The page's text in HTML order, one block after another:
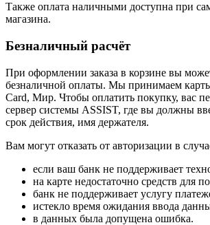
Также оплата наличными доступна при
магазина.
Безналичный расчёт
При оформлении заказа в корзине вы
безналичной оплаты. Мы принимаем
Card, Мир. Чтобы оплатить покупку, вас
сервер системы ASSIST, где вы должны
срок действия, имя держателя.
Вам могут отказать от авторизации в
если ваш банк не поддерживает
на карте недостаточно средств для
банк не поддерживает услугу
истекло время ожидания ввода
в данных была допущена ошибка.